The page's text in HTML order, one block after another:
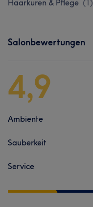
Haarkuren & Pflege (1)
Salonbewertungen
4,9
Ambiente
Sauberkeit
Service